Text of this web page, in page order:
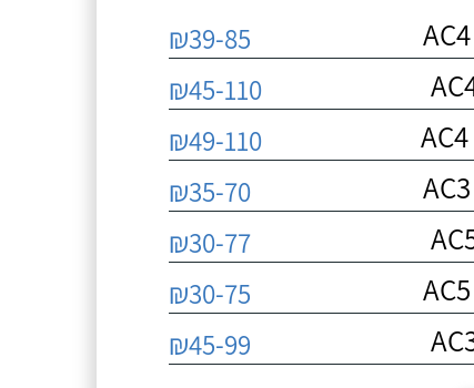
₪39-85
₪45-110
₪49-110
₪35-70
₪30-77
₪30-75
₪45-99